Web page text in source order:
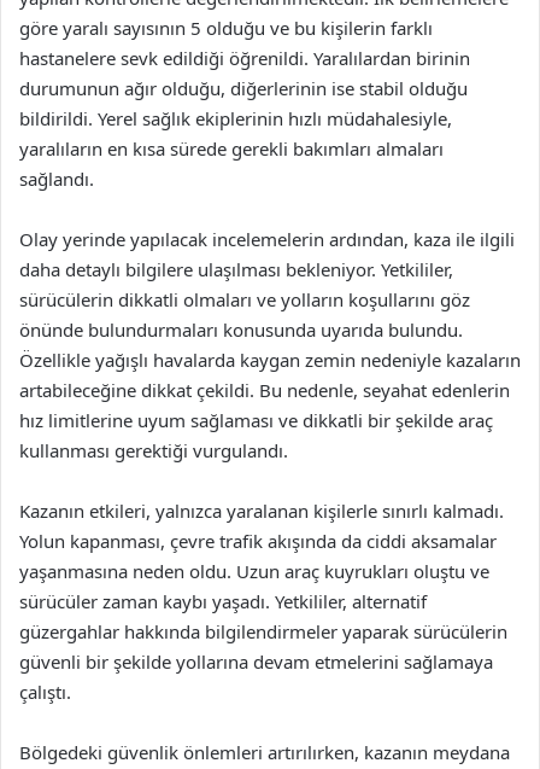
göre yaralı sayısının 5 olduğu ve bu kişilerin farklı
hastanelere sevk edildiği öğrenildi. Yaralılardan birinin
durumunun ağır olduğu, diğerlerinin ise stabil olduğu
bildirildi. Yerel sağlık ekiplerinin hızlı müdahalesiyle,
yaralıların en kısa sürede gerekli bakımları almaları
sağlandı.
Olay yerinde yapılacak incelemelerin ardından, kaza ile ilgili
daha detaylı bilgilere ulaşılması bekleniyor. Yetkililer,
sürücülerin dikkatli olmaları ve yolların koşullarını göz
önünde bulundurmaları konusunda uyarıda bulundu.
Özellikle yağışlı havalarda kaygan zemin nedeniyle kazaların
artabileceğine dikkat çekildi. Bu nedenle, seyahat edenlerin
hız limitlerine uyum sağlaması ve dikkatli bir şekilde araç
kullanması gerektiği vurgulandı.
Kazanın etkileri, yalnızca yaralanan kişilerle sınırlı kalmadı.
Yolun kapanması, çevre trafik akışında da ciddi aksamalar
yaşanmasına neden oldu. Uzun araç kuyrukları oluştu ve
sürücüler zaman kaybı yaşadı. Yetkililer, alternatif
güzergahlar hakkında bilgilendirmeler yaparak sürücülerin
güvenli bir şekilde yollarına devam etmelerini sağlamaya
çalıştı.
Bölgedeki güvenlik önlemleri artırılırken, kazanın meydana